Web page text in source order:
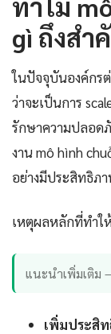
gì ถึงสำ
ในปัจจุบันองค์กร
ว่าจะเป็นการ
รักษาความปลอด
งาน mô hình
อย่างมีประสิทธิภ
เหตุผลหลักที่ทำใ
แนะนำเพิ่มเติม
เพิ่มประสิ